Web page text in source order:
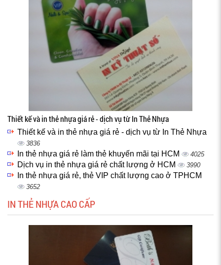
Thiết kế và in thẻ nhựa giá rẻ - dịch vụ từ In Thẻ Nhựa
Thiết kế và in thẻ nhựa giá rẻ - dịch vụ từ In Thẻ Nhựa
3836
In thẻ nhựa giá rẻ làm thẻ khuyến mãi tại HCM 4025
Dịch vụ in thẻ nhựa giá rẻ chất lượng ở HCM 3990
In thẻ nhựa giá rẻ, thẻ VIP chất lượng cao ở TPHCM
3652
IN THẺ NHỰA CAO CẤP